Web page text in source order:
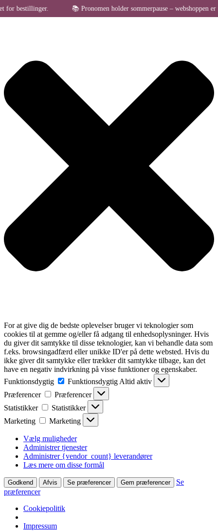
Administrer samtykke til cookies
For at give dig de bedste oplevelser bruger vi teknologier som
cookies til at gemme og/eller få adgang til enhedsoplysninger. Hvis
du giver dit samtykke til disse teknologier, kan vi behandle data som
f.eks. browsingadfærd eller unikke ID'er på dette websted. Hvis du
ikke giver dit samtykke eller trækker dit samtykke tilbage, kan det
have en negativ indvirkning på visse funktioner og egenskaber.
Funktionsdygtig
Funktionsdygtig Altid aktiv
Præferencer
Præferencer
Statistikker
Statistikker
Marketing
Marketing
Vælg muligheder
Administrer tjenester
Administrer {vendor_count} leverandører
Læs mere om disse formål
Godkend Afvis Se præferencer Gem præferencer
Se
præferencer
Cookiepolitik
Impressum
bestillinger. 📚 Pronomen holder sommerpause – webshoppen er